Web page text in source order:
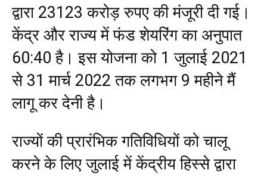
द्वारा 23123 करोड़ रुपए की मंजूरी दी गई।
केंद्र और राज्य में फंड शेयरिंग का अनुपात
60:40 है। इस योजना को 1 जुलाई 2021
से 31 मार्च 2022 तक लगभग 9 महीने मैं
लागू कर देनी है।
राज्यों की प्रारंभिक गतिविधियों को चालू
करने के लिए जुलाई में केंद्रीय हिस्से द्वारा